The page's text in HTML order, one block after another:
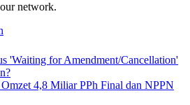
network.
'Waiting for Amendment/Cancellation'
4,8 Miliar PPh Final dan NPPN